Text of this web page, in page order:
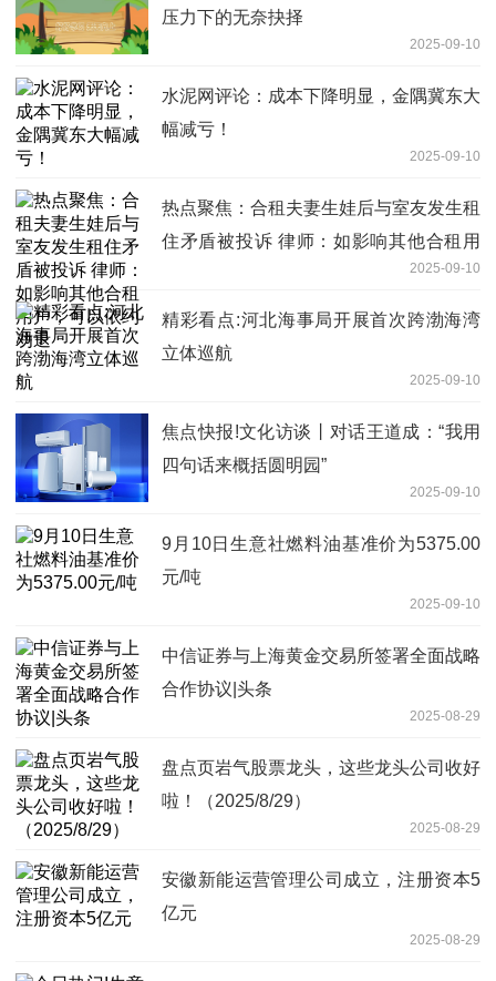
压力下的无奈抉择
2025-09-10
水泥网评论：成本下降明显，金隅冀东大
幅减亏！
2025-09-10
热点聚焦：合租夫妻生娃后与室友发生租
住矛盾被投诉 律师：如影响其他合租用
2025-09-10
精彩看点:河北海事局开展首次跨渤海湾
立体巡航
2025-09-10
焦点快报!文化访谈丨对话王道成：“我用
四句话来概括圆明园”
2025-09-10
9月10日生意社燃料油基准价为5375.00
元/吨
2025-09-10
中信证券与上海黄金交易所签署全面战略
合作协议|头条
2025-08-29
盘点页岩气股票龙头，这些龙头公司收好
啦！（2025/8/29）
2025-08-29
安徽新能运营管理公司成立，注册资本5
亿元
2025-08-29